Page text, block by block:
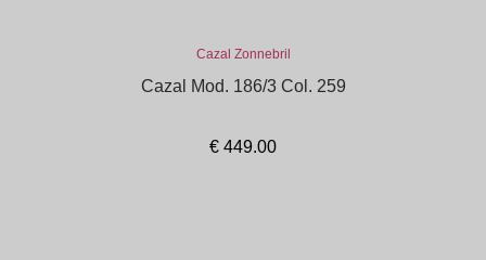
Cazal Zonnebril
Cazal Mod. 186/3 Col. 259
€ 449.00